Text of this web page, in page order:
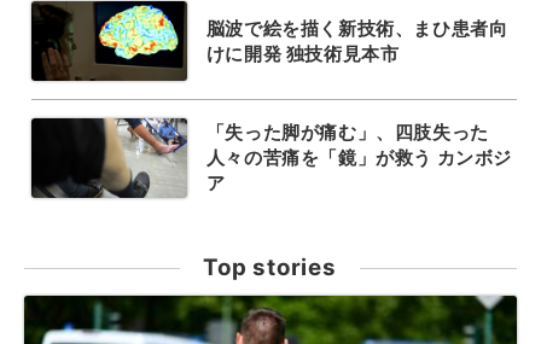
脳波で絵を描く新技術、まひ患者向
けに開発 独技術見本市
「失った脚が痛む」、四肢失った
人々の苦痛を「鏡」が救う カンボジ
ア
Top stories